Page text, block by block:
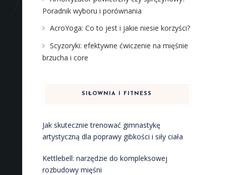
Poradnik wyboru i porównania
AcroYoga: Co to jest i jakie niesie korzyści?
Scyzoryki: efektywne ćwiczenie na mięśnie
brzucha i core
SIŁOWNIA I FITNESS
Jak skutecznie trenować gimnastykę
artystyczną dla poprawy gibkości i siły ciała
Kettlebell: narzędzie do kompleksowej
rozbudowy mięśni